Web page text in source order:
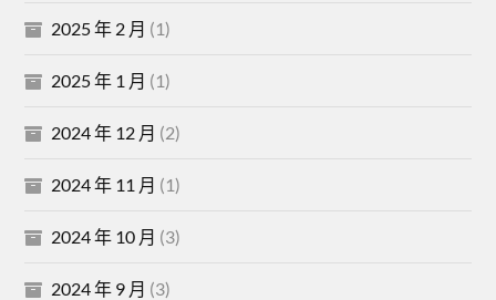
2025 年 2 月 (1)
2025 年 1 月 (1)
2024 年 12 月 (2)
2024 年 11 月 (1)
2024 年 10 月 (3)
2024 年 9 月 (3)